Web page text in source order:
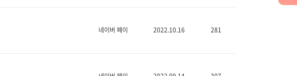
네이버 페이 2022.10.16 281